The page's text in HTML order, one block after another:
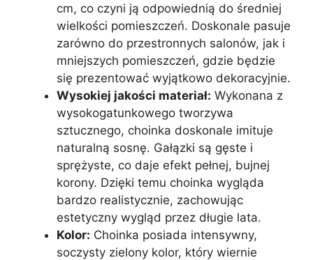
cm, co czyni ją odpowiednią do średniej
wielkości pomieszczeń. Doskonale pasuje
zarówno do przestronnych salonów, jak i
mniejszych pomieszczeń, gdzie będzie
się prezentować wyjątkowo dekoracyjnie.
Wysokiej jakości materiał: Wykonana z
wysokogatunkowego tworzywa
sztucznego, choinka doskonale imituje
naturalną sosnę. Gałązki są gęste i
sprężyste, co daje efekt pełnej, bujnej
korony. Dzięki temu choinka wygląda
bardzo realistycznie, zachowując
estetyczny wygląd przez długie lata.
Kolor: Choinka posiada intensywny,
soczysty zielony kolor, który wiernie